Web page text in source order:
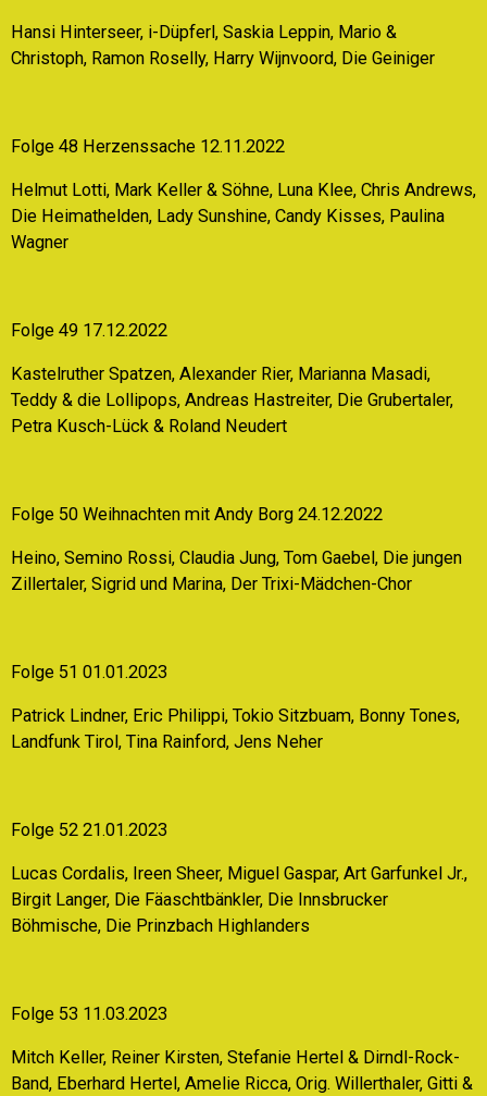
Hansi Hinterseer, i-Düpferl, Saskia Leppin, Mario &
Christoph, Ramon Roselly, Harry Wijnvoord, Die Geiniger
Folge 48 Herzenssache 12.11.2022
Helmut Lotti, Mark Keller & Söhne, Luna Klee, Chris Andrews,
Die Heimathelden, Lady Sunshine, Candy Kisses, Paulina
Wagner
Folge 49 17.12.2022
Kastelruther Spatzen, Alexander Rier, Marianna Masadi,
Teddy & die Lollipops, Andreas Hastreiter, Die Grubertaler,
Petra Kusch-Lück & Roland Neudert
Folge 50 Weihnachten mit Andy Borg 24.12.2022
Heino, Semino Rossi, Claudia Jung, Tom Gaebel, Die jungen
Zillertaler, Sigrid und Marina, Der Trixi-Mädchen-Chor
Folge 51 01.01.2023
Patrick Lindner, Eric Philippi, Tokio Sitzbuam, Bonny Tones,
Landfunk Tirol, Tina Rainford, Jens Neher
Folge 52 21.01.2023
Lucas Cordalis, Ireen Sheer, Miguel Gaspar, Art Garfunkel Jr.,
Birgit Langer, Die Fäaschtbänkler, Die Innsbrucker
Böhmische, Die Prinzbach Highlanders
Folge 53 11.03.2023
Mitch Keller, Reiner Kirsten, Stefanie Hertel & Dirndl-Rock-
Band, Eberhard Hertel, Amelie Ricca, Orig. Willerthaler, Gitti &